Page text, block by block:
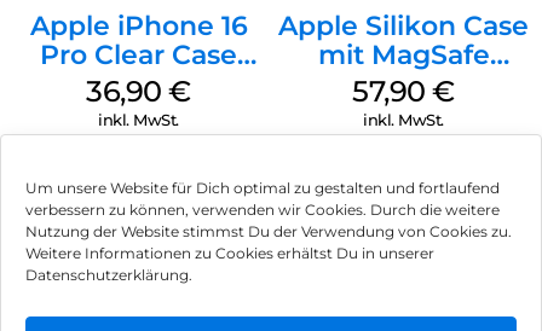
Um unsere Website für Dich optimal zu gestalten und fortlaufend
verbessern zu können, verwenden wir Cookies. Durch die weitere
Nutzung der Website stimmst Du der Verwendung von Cookies zu.
Weitere Informationen zu Cookies erhältst Du in unserer
Datenschutzerklärung.
Apple iPhone 16
Pro Clear Case
MagSafe
Transparent
36,90€
inkl. MwSt.
Apple Silikon Case
mit MagSafe
iPhone 14 Pro
(PRODUCT)RED
57,90€
inkl. MwSt.
Impressum